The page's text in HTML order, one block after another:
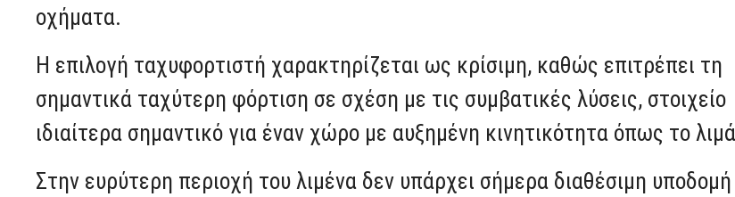
οχήματα.
Η επιλογή ταχυφορτιστή χαρακτηρίζεται ως κρίσιμη, καθώς επιτρέπει τη
σημαντικά ταχύτερη φόρτιση σε σχέση με τις συμβατικές λύσεις, στοιχείο
ιδιαίτερα σημαντικό για έναν χώρο με αυξημένη κινητικότητα όπως το
Στην ευρύτερη περιοχή του λιμένα δεν υπάρχει σήμερα διαθέσιμη υποδομή